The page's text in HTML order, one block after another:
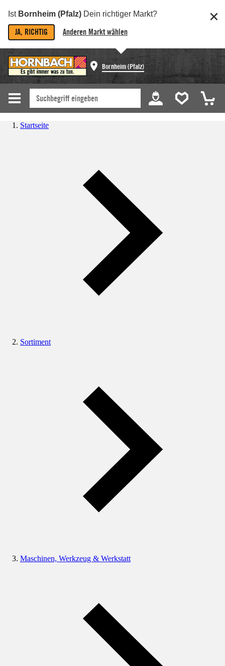
Ist Bornheim (Pfalz) Dein richtiger Markt?
JA, RICHTIG Anderen Markt wählen
Bornheim (Pfalz)
Startseite
Sortiment
Maschinen, Werkzeug & Werkstatt